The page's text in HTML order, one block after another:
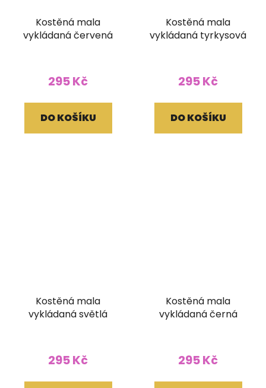
Kostěná mala
vykládaná červená
295 Kč
DO KOŠÍKU
Kostěná mala
vykládaná tyrkysová
295 Kč
DO KOŠÍKU
Kostěná mala
vykládaná světlá
295 Kč
Kostěná mala
vykládaná černá
295 Kč